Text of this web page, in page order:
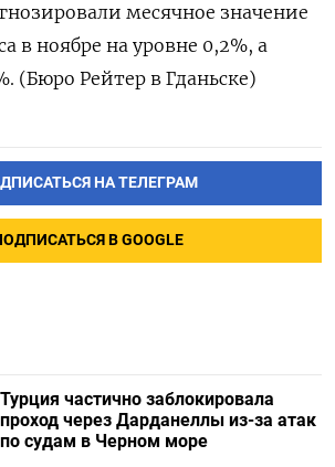
‍месячное ‍значение
в ноябре на ‍уровне 0,2%, а
(Бюро Рейтер в Гданьске)
НА ТЕЛЕГРАМ
В GOOGLE
Турция частично заблокировала
проход через Дарданеллы из-за атак
по судам в Черном море